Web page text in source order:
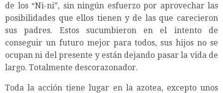
de los “Ni-ni”, sin ningún esfuerzo por aprovechar las
posibilidades que ellos tienen y de las que carecieron
sus padres. Estos sucumbieron en el intento de
conseguir un futuro mejor para todos, sus hijos no se
ocupan ni del presente y están dejando pasar la vida de
largo. Totalmente descorazonador.
Toda la acción tiene lugar en la azotea, excepto unos